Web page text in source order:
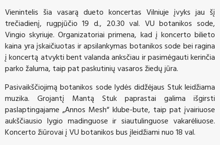
Vienintelis šia vasarą dueto koncertas Vilniuje įvyks jau šį
trečiadienį, rugpjūčio 19 d., 20.30 val. VU botanikos sode,
Vingio skyriuje. Organizatoriai primena, kad į koncerto bilieto
kaina yra įskaičiuotas ir apsilankymas botanikos sode bei ragina
į koncertą atvykti bent valanda anksčiau ir pasimėgauti kerinčia
parko žaluma, taip pat paskutinių vasaros žiedų jūra.
Pasivaikščiojimą botanikos sode lydės didžėjaus Stuk leidžiama
muzika. Grojantį Mantą Stuk paprastai galima išgirsti
paslaptingajame „Annos Mesh“ klube-bute, taip pat įvairiuose
aukščiausio lygio madinguose ir siautulinguose vakarėliuose.
Koncerto žiūrovai į VU botanikos bus įleidžiami nuo 18 val.